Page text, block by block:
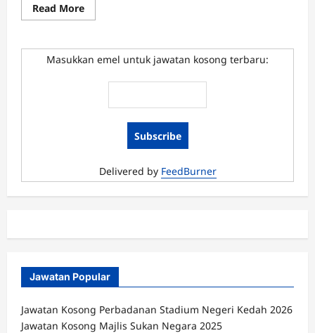
Read MoreRead
more
Kosong
Pembangunan
Sumber
Berhad
Masukkan emel untuk jawatan kosong terbaru:
Delivered by FeedBurner
Jawatan Popular
Jawatan Kosong Perbadanan Stadium Negeri Kedah 2026
Jawatan Kosong Majlis Sukan Negara 2025